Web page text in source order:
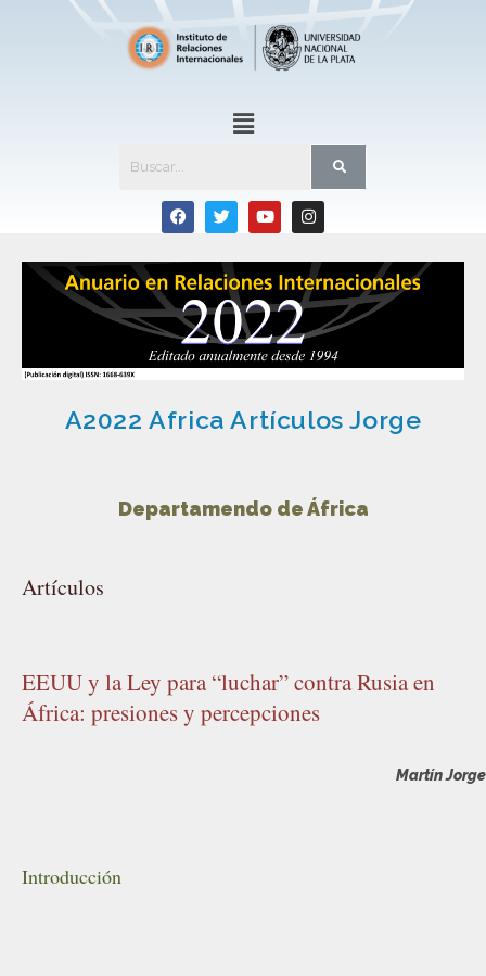
A2022 Africa Artículos Jorge
Departamendo de África
Artículos
EEUU y la Ley para “luchar” contra Rusia en
África: presiones y percepciones
Martín Jorge
Introducción